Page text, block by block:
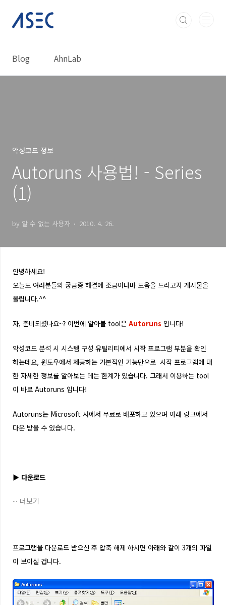
Blog AhnLab
악성코드 정보
Autoruns 사용법! - Series
(1)
by 알 수 없는 사용자 2010. 4. 26.
안녕하세요!
오늘도 여러분들의 궁금증 해결에 조금이나마 도움을 드리고자 게시물을
올립니다.^^
자, 준비되셨나요~? 이번에 알아볼 tool은 Autoruns 입니다!
악성코드 분석 시 시스템 구성 유틸리티에서 시작 프로그램 부분을 확인
하는데요, 윈도우에서 제공하는 기본적인 기능만으로 시작 프로그램에 대
한 자세한 정보를 알아보는 데는 한계가 있습니다. 그래서 이용하는 tool
이 바로 Autoruns 입니다!
Autoruns는 Microsoft 사에서 무료로 배포하고 있으며 아래 링크에서
다운 받을 수 있습니다.
▶ 다운로드
더보기
프로그램을 다운로드 받으신 후 압축 해제 하시면 아래와 같이 3개의 파일
이 보이실 겁니다.